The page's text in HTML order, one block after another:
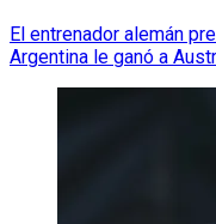
El entrenador alemán
Argentina le ganó a